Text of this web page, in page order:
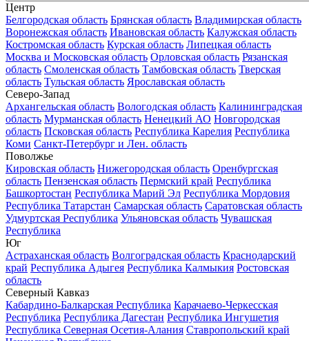
Центр
Белгородская область Брянская область Владимирская область
Воронежская область Ивановская область Калужская область
Костромская область Курская область Липецкая область
Москва и Московская область Орловская область Рязанская
область Смоленская область Тамбовская область Тверская
область Тульская область Ярославская область
Северо-Запад
Архангельская область Вологодская область Калининградская
область Мурманская область Ненецкий АО Новгородская
область Псковская область Республика Карелия Республика
Коми Санкт-Петербург и Лен. область
Поволжье
Кировская область Нижегородская область Оренбургская
область Пензенская область Пермский край Республика
Башкортостан Республика Марий Эл Республика Мордовия
Республика Татарстан Самарская область Саратовская область
Удмуртская Республика Ульяновская область Чувашская
Республика
Юг
Астраханская область Волгоградская область Краснодарский
край Республика Адыгея Республика Калмыкия Ростовская
область
Северный Кавказ
Кабардино-Балкарская Республика Карачаево-Черкесская
Республика Республика Дагестан Республика Ингушетия
Республика Северная Осетия-Алания Ставропольский край